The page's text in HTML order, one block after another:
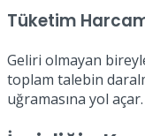
Tüketim
Geliri olmayan
toplam talebin
uğramasına yol açar.